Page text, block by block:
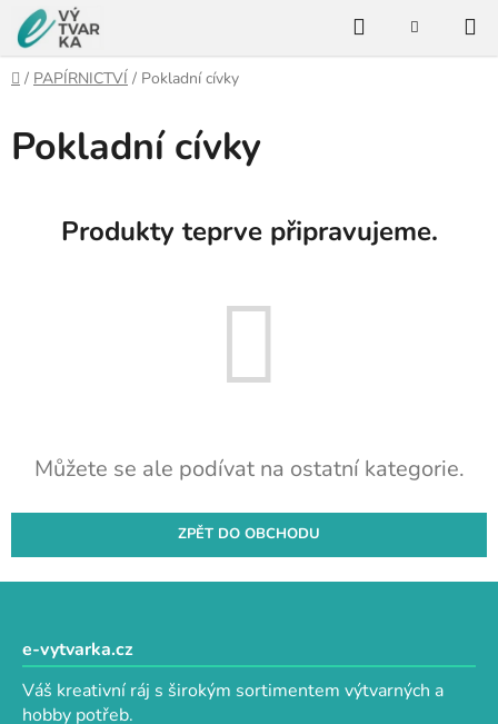
Přejít
na
obsah
HledatNÁKUPNÍ
Domů
/ PAPÍRNICTVÍ / Pokladní cívky
Pokladní cívky
Produkty teprve připravujeme.
Můžete se ale podívat na ostatní kategorie.
ZPĚT DO OBCHODU
e-vytvarka.cz
Váš kreativní ráj s širokým sortimentem výtvarných a
hobby potřeb.